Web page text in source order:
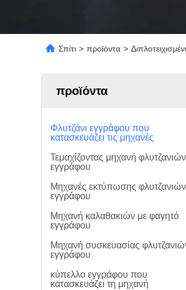
Σπίτι > προϊόντα >
προϊόντα
Φλυτζάνι εγγράφου που
κατασκευάζει τις μηχανές
Τεμαχίζοντας μηχανή φλυτζανιών
εγγράφου
Μηχανές εκτύπωσης φλυτζανιών
εγγράφου
Μηχανή καλαθακιών με φαγητό
εγγράφου
Μηχανή συσκευασίας
εγγράφου
κύπελλο εγγράφου που
κατασκευάζει τη μηχανή